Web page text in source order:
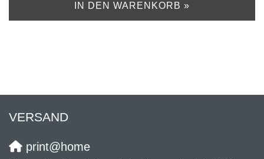
IN DEN WARENKORB »
VERSAND
print@home